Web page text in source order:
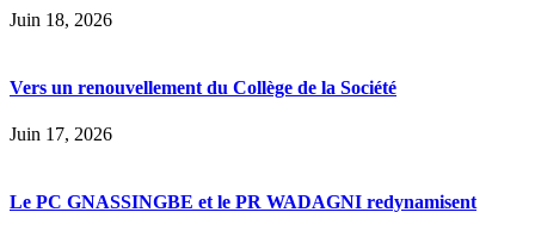
Juin 18, 2026
Vers un renouvellement du Collège de la Société
Juin 17, 2026
Le PC GNASSINGBE et le PR WADAGNI redynamisent